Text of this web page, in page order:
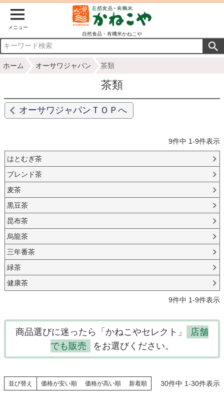
メニュー
自然食品・有機米かねこや
ホーム オーサワジャパン 茶類
茶類
オーサワジャパンＴＯＰへ
9件中 1-9件表示
はとむぎ茶
ブレンド茶
麦茶
黒豆茶
昆布茶
烏龍茶
三年番茶
緑茶
健康茶
9件中 1-9件表示
商品選びに迷ったら「かねこやセレクト」
店舗
でも販売
をお選びください。
並び替え 価格が安い順 価格が高い順 新着順 30件中 1-30件表示